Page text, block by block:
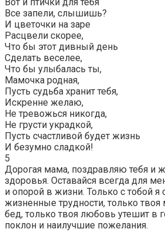
Все запели, слышишь?
И цветочки на заре
Расцвели скорее,
Что бы этот дивный день
Сделать веселее,
Что бы улыбалась ты,
Мамочка родная,
Пусть судьба хранит тебя,
Искренне желаю,
Не тревожься никогда,
Не грусти украдкой,
Пусть счастливой будет жизнь
И безумно сладкой!
5
Дорогая мама, поздравляю тебя и
здоровья. Оставайся всегда для
и опорой в жизни. Только с тобой
жизненные трудности, только твоя
бед, только твоя любовь утешит в
поклон и наилучшие пожелания.